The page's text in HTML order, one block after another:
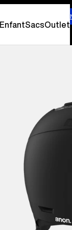
MAGASINER LES
EnfantSacsOutlet